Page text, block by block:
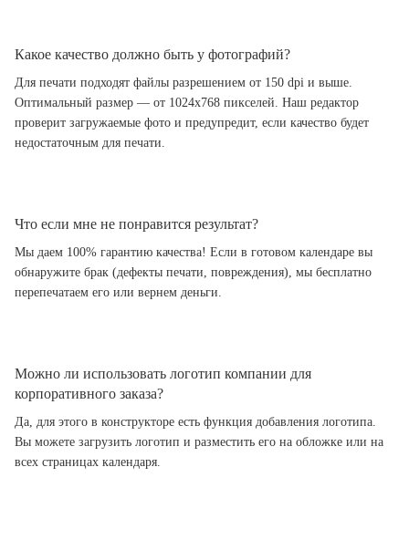
Какое качество должно быть у фотографий?
Для печати подходят файлы разрешением от 150 dpi и выше.
Оптимальный размер — от 1024x768 пикселей. Наш редактор
проверит загружаемые фото и предупредит, если качество будет
недостаточным для печати.
Что если мне не понравится результат?
Мы даем 100% гарантию качества! Если в готовом календаре вы
обнаружите брак (дефекты печати, повреждения), мы бесплатно
перепечатаем его или вернем деньги.
Можно ли использовать логотип компании для
корпоративного заказа?
Да, для этого в конструкторе есть функция добавления логотипа.
Вы можете загрузить логотип и разместить его на обложке или на
всех страницах календаря.